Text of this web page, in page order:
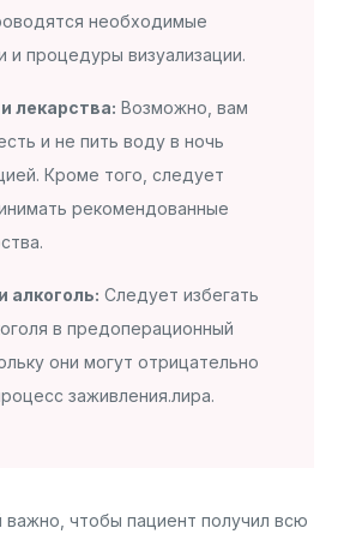
необходимые
и процедуры визуализации.
лекарства: Возможно, вам
и не пить воду в ночь
Кроме того, следует
рекомендованные
алкоголь: Следует избегать
в предоперационный
они могут отрицательно
заживления.лира.
чтобы пациент получил всю